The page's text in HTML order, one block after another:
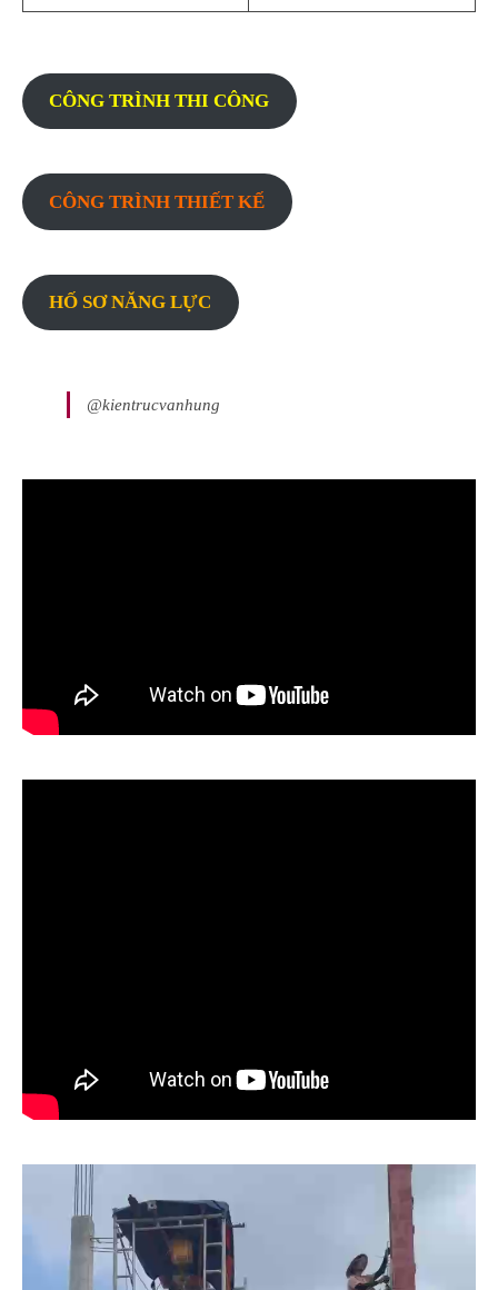
CÔNG TRÌNH THI CÔNG
CÔNG TRÌNH THIẾT KẾ
HỐ SƠ NĂNG LỰC
@kientrucvanhung